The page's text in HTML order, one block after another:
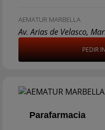
AEMATUR MARBELLA
Av. Arias de Velasco,
PEDIR
Parafarmacia